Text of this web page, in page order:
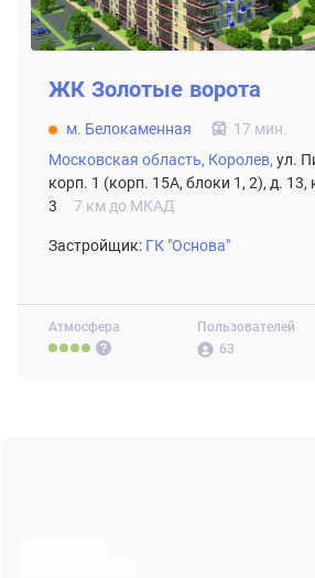
Атмосфера
Пользователей
63
ЖК Золотые ворота
м. Белокаменная
17 мин.
Московская область, Королев, ул.
корп. 1 (корп. 15А, блоки 1, 2), д. 13,
3
7 км до МКАД
Застройщик: ГК "Основа"